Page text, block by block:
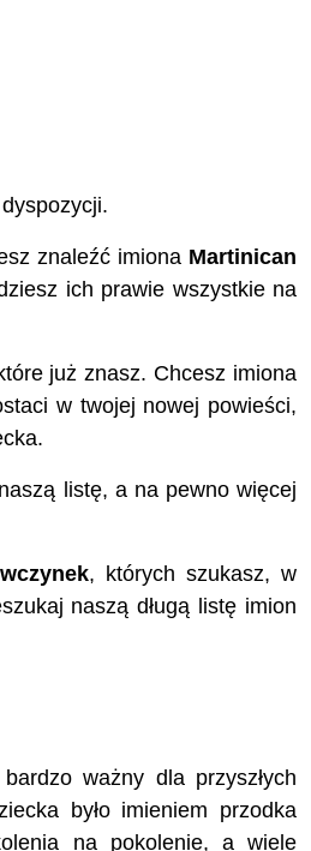
znaleźć imiona Martinican
ich prawie wszystkie na
już znasz. Chcesz imiona
w twojej nowej powieści,
listę, a na pewno więcej
, których szukasz, w
naszą długą listę imion
ważny dla przyszłych
było imieniem przodka
na pokolenie, a wiele